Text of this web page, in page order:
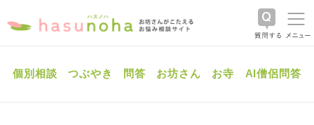
個別相談 つぶやき 問答 お坊さん お寺 AI僧侶問答